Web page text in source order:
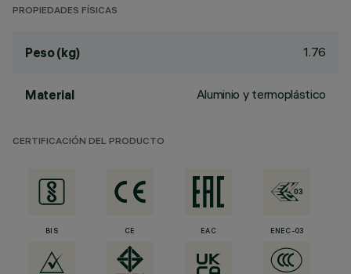
PROPIEDADES FÍSICAS
Peso (kg) 1.76
Material Aluminio y termoplástico
CERTIFICACIÓN DEL PRODUCTO
BIS CE EAC ENEC-03